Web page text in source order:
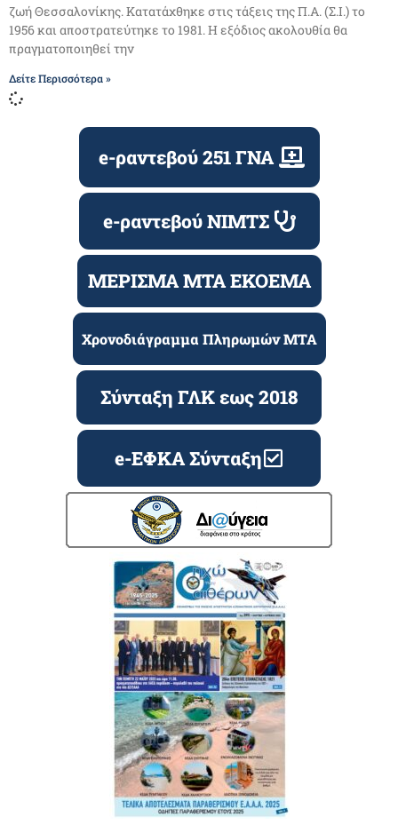
ζωή Θεσσαλονίκης. Κατατάχθηκε στις τάξεις της Π.Α. (Σ.Ι.) το
1956 και αποστρατεύτηκε το 1981. H εξόδιος ακολουθία θα
πραγματοποιηθεί την
Δείτε Περισσότερα »
e-ραντεβού 251 ΓΝΑ
e-ραντεβού ΝΙΜΤΣ
ΜΕΡΙΣΜΑ ΜΤΑ ΕΚΟΕΜΑ
Χρονοδιάγραμμα Πληρωμών ΜΤΑ
Σύνταξη ΓΛΚ εως 2018
e-ΕΦΚΑ Σύνταξη